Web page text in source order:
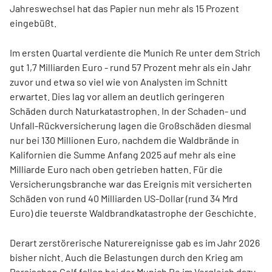
Jahreswechsel hat das Papier nun mehr als 15 Prozent
eingebüßt.
Im ersten Quartal verdiente die Munich Re unter dem Strich
gut 1,7 Milliarden Euro - rund 57 Prozent mehr als ein Jahr
zuvor und etwa so viel wie von Analysten im Schnitt
erwartet. Dies lag vor allem an deutlich geringeren
Schäden durch Naturkatastrophen. In der Schaden- und
Unfall-Rückversicherung lagen die Großschäden diesmal
nur bei 130 Millionen Euro, nachdem die Waldbrände in
Kalifornien die Summe Anfang 2025 auf mehr als eine
Milliarde Euro nach oben getrieben hatten. Für die
Versicherungsbranche war das Ereignis mit versicherten
Schäden von rund 40 Milliarden US-Dollar (rund 34 Mrd
Euro) die teuerste Waldbrandkatastrophe der Geschichte.
Derart zerstörerische Naturereignisse gab es im Jahr 2026
bisher nicht. Auch die Belastungen durch den Krieg am